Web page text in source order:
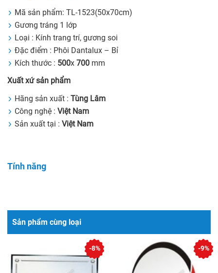
Mã sản phẩm: TL-1523(50x70cm)
Gương tráng 1 lớp
Loại : Kính trang trí, gương soi
Đặc điểm : Phôi Dantalux – Bỉ
Kích thước : 500x 700 mm
Xuất xứ sản phẩm
Hãng sản xuất : Tùng Lâm
Công nghệ : Việt Nam
Sản xuất tại : Việt Nam
Tính năng
Sản phẩm cùng loại
-8% -9%